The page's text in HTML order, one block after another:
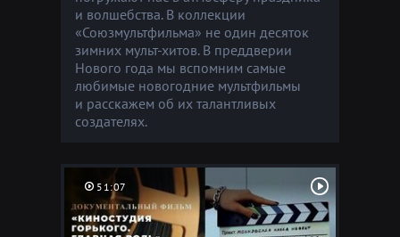
и волшебства. В коллекции
«Союзмультфильма» не один десяток
зимних мульт-хитов. В преддверии
Нового года мы вспомним самые
любимые новогодние мультфильмы
и расскажем об их талантливых
создателях.
51:07